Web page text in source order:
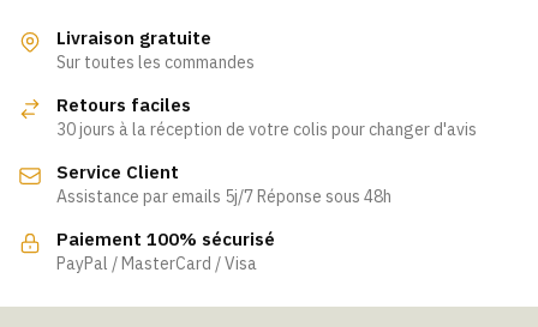
variations.
Les
peuvent
choisies
sur
la
page
être
Livraison gratuite
Sur toutes les commandes
Retours faciles
30 jours à la réception de votre colis pour changer d'avis
Service Client
Assistance par emails 5j/7 Réponse sous 48h
Paiement 100% sécurisé
PayPal / MasterCard / Visa